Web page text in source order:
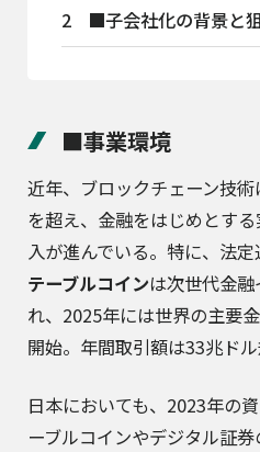
2 ■子会社化の背景と
■事業環境
近年、ブロックチェーン技
を超え、金融をはじめとす
入が進んでいる。特に、法
テーブルコインは次世代金
れ、2025年には世界の主要
開始。年間取引額は33兆ド
日本においても、2023年の
ーブルコインやデジタル証